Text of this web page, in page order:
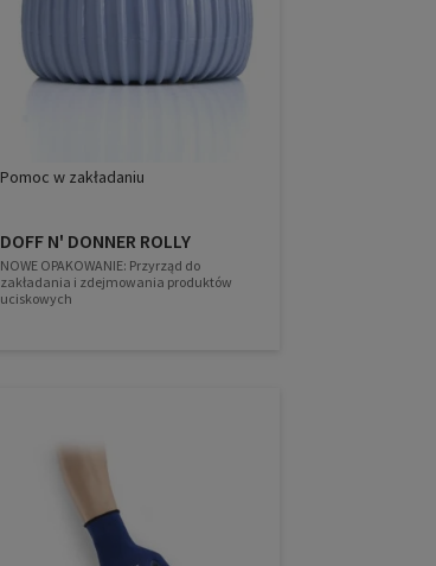
Pomoc w zakładaniu
DOFF N' DONNER ROLLY
NOWE OPAKOWANIE: Przyrząd do
zakładania i zdejmowania produktów
uciskowych